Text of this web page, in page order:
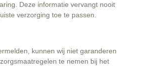
Deze informatie vervangt nooit
verzorging toe te passen.
kunnen wij niet garanderen
te nemen bij het